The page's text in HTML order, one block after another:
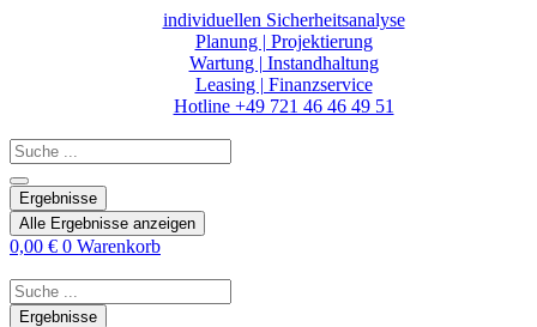
individuellen Sicherheitsanalyse
Planung | Projektierung
Wartung | Instandhaltung
Leasing | Finanzservice
Hotline +49 721 46 46 49 51
Search
...
Ergebnisse
Alle Ergebnisse anzeigen
0,00 € 0 Warenkorb
Search
...Ergebnisse